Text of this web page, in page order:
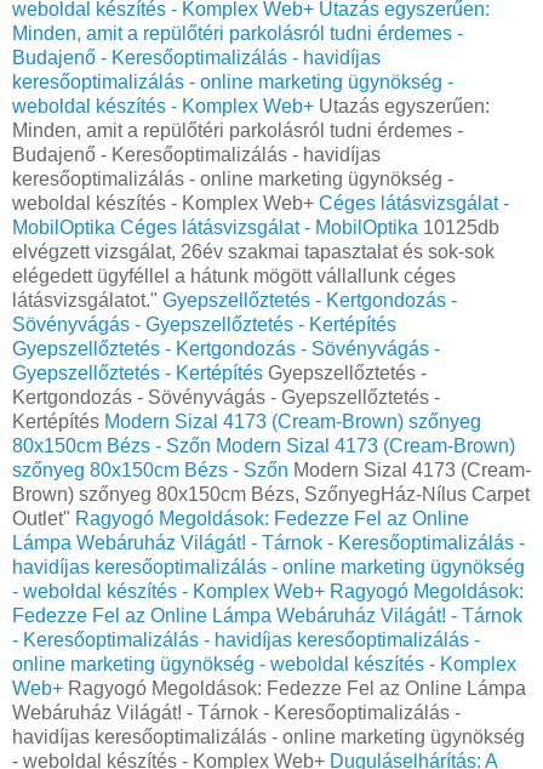
weboldal készítés - Komplex Web+ Utazás egyszerűen:
Minden, amit a repülőtéri parkolásról tudni érdemes -
Budajenő - Keresőoptimalizálás - havidíjas
keresőoptimalizálás - online marketing ügynökség -
weboldal készítés - Komplex Web+ Utazás egyszerűen:
Minden, amit a repülőtéri parkolásról tudni érdemes -
Budajenő - Keresőoptimalizálás - havidíjas
keresőoptimalizálás - online marketing ügynökség -
weboldal készítés - Komplex Web+ Céges látásvizsgálat -
MobilOptika Céges látásvizsgálat - MobilOptika 10125db
elvégzett vizsgálat, 26év szakmai tapasztalat és sok-sok
elégedett ügyféllel a hátunk mögött vállallunk céges
látásvizsgálatot." Gyepszellőztetés - Kertgondozás -
Sövényvágás - Gyepszellőztetés - Kertépítés
Gyepszellőztetés - Kertgondozás - Sövényvágás -
Gyepszellőztetés - Kertépítés Gyepszellőztetés -
Kertgondozás - Sövényvágás - Gyepszellőztetés -
Kertépítés Modern Sizal 4173 (Cream-Brown) szőnyeg
80x150cm Bézs - Szőn Modern Sizal 4173 (Cream-Brown)
szőnyeg 80x150cm Bézs - Szőn Modern Sizal 4173 (Cream-
Brown) szőnyeg 80x150cm Bézs, SzőnyegHáz-Nílus Carpet
Outlet" Ragyogó Megoldások: Fedezze Fel az Online
Lámpa Webáruház Világát! - Tárnok - Keresőoptimalizálás -
havidíjas keresőoptimalizálás - online marketing ügynökség
- weboldal készítés - Komplex Web+ Ragyogó Megoldások:
Fedezze Fel az Online Lámpa Webáruház Világát! - Tárnok
- Keresőoptimalizálás - havidíjas keresőoptimalizálás -
online marketing ügynökség - weboldal készítés - Komplex
Web+ Ragyogó Megoldások: Fedezze Fel az Online Lámpa
Webáruház Világát! - Tárnok - Keresőoptimalizálás -
havidíjas keresőoptimalizálás - online marketing ügynökség
- weboldal készítés - Komplex Web+ Duguláselhárítás: A